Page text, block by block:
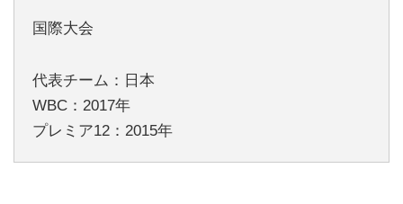
国際大会
代表チーム：日本
WBC：2017年
プレミア12：2015年